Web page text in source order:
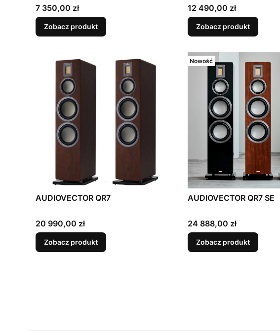
Cena
7 350,00 zł
Zobacz produkt
Cena
12 490,00 zł
Zobacz produkt
AUDIOVECTOR QR7
Cena
20 990,00 zł
Zobacz produkt
Nowość
AUDIOVECTOR QR7 SE
Cena
24 888,00 zł
Zobacz produkt